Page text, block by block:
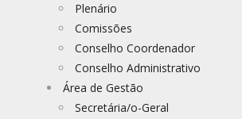
Plenário
Comissões
Conselho Coordenador
Conselho Administrativo
Área de Gestão
Secretária/o-Geral